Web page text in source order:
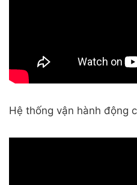
Hệ thống vận hành động